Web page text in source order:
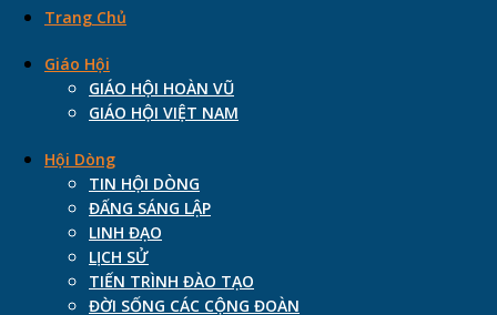
Trang Chủ
Giáo Hội
GIÁO HỘI HOÀN VŨ
GIÁO HỘI VIỆT NAM
Hội Dòng
TIN HỘI DÒNG
ĐẤNG SÁNG LẬP
LINH ĐẠO
LỊCH SỬ
TIẾN TRÌNH ĐÀO TẠO
ĐỜI SỐNG CÁC CỘNG ĐOÀN
Dòng Tiểu Muội Đức Mẹ Lên
3 October, 201613 August, 2022